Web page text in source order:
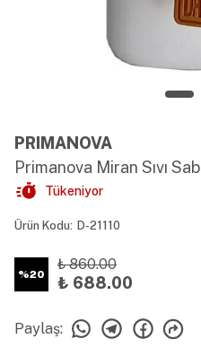
PRIMANOVA
Primanova Miran Sıvı
Tükeniyor
Ürün Kodu: D-21110
%20
₺ 860.00
₺ 688.00
Paylaş: